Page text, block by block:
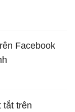
Facebook
tắt trên